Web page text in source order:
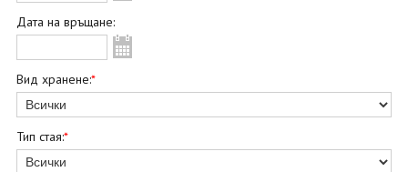
Дата на връщане:
Вид хранене:*
Тип стая:*